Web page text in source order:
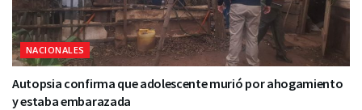
NACIONALES
Autopsia confirma que adolescente murió por ahogamiento
y estaba embarazada